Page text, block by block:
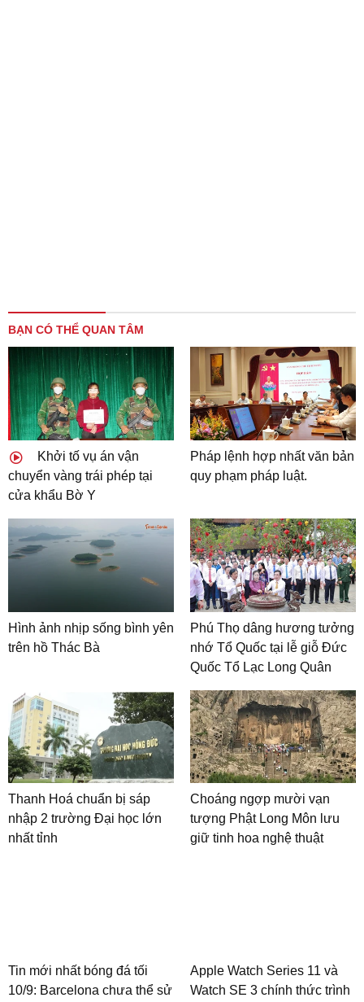
BẠN CÓ THỂ QUAN TÂM
Khởi tố vụ án vận
chuyển vàng trái phép tại
cửa khẩu Bờ Y
Pháp lệnh hợp nhất văn bản
quy phạm pháp luật.
Hình ảnh nhịp sống bình yên
trên hồ Thác Bà
Phú Thọ dâng hương tưởng
nhớ Tổ Quốc tại lễ giỗ Đức
Quốc Tổ Lạc Long Quân
Thanh Hoá chuẩn bị sáp
nhập 2 trường Đại học lớn
nhất tỉnh
Choáng ngợp mười vạn
tượng Phật Long Môn lưu
giữ tinh hoa nghệ thuật
Tin mới nhất bóng đá tối
10/9: Barcelona chưa thể sử
Apple Watch Series 11 và
Watch SE 3 chính thức trình